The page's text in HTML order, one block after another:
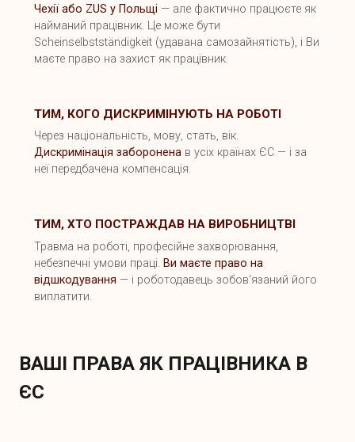
Чехії або ZUS у Польщі — але фактично працюєте як
найманий працівник. Це може бути
Scheinselbstständigkeit (удавана самозайнятість), і Ви
маєте право на захист як працівник.
ТИМ, КОГО ДИСКРИМІНУЮТЬ НА РОБОТІ
Через національність, мову, стать, вік.
Дискримінація заборонена в усіх країнах ЄС — і за
неї передбачена компенсація.
ТИМ, ХТО ПОСТРАЖДАВ НА ВИРОБНИЦТВІ
Травма на роботі, професійне захворювання,
небезпечні умови праці. Ви маєте право на
відшкодування — і роботодавець зобов'язаний його
виплатити.
ВАШІ ПРАВА ЯК ПРАЦІВНИКА В
ЄС